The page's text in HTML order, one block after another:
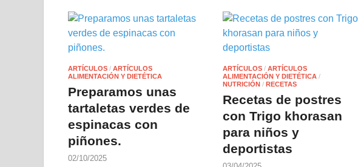
ARTÍCULOS / ARTÍCULOS
ALIMENTACIÓN Y DIETÉTICA
Preparamos unas
tartaletas verdes de
espinacas con
piñones.
02/10/2025
ARTÍCULOS / ARTÍCULOS
ALIMENTACIÓN Y DIETÉTICA /
NUTRICIÓN / RECETAS
Recetas de postres
con Trigo khorasan
para niños y
deportistas